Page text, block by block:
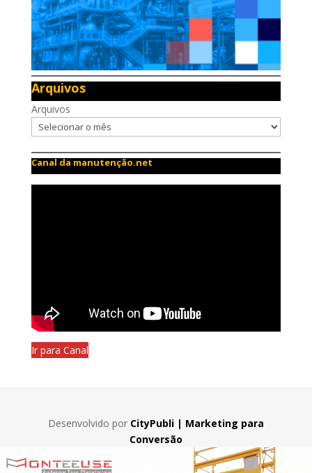
Arquivos
Arquivos
Canal da manutenção.net
Ir para Canal
Desenvolvido por CityPubli | Marketing para
Conversão